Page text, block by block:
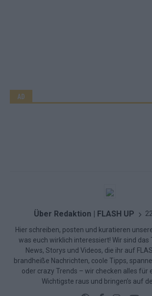
AD
Über Redaktion | FLASH UP
Hier schreiben, posten und kuratieren
was euch wirklich interessiert! Wir sind das
News, Storys und Videos, die ihr auf
brandheiße Nachrichten, coole Tipps,
oder crazy Trends – wir checken alles für
Wichtigste raus und bringen’s auf